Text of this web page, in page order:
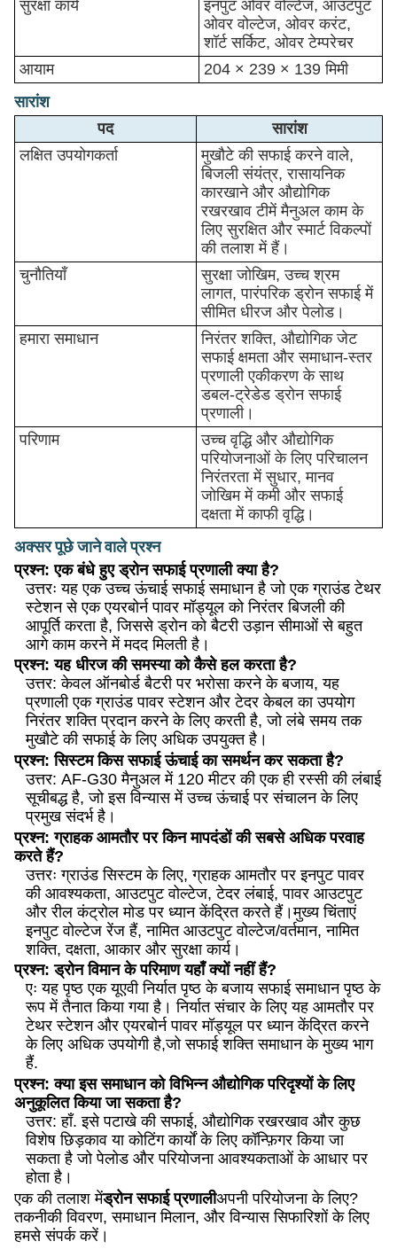
सुरक्षा कार्य
इनपुट ओवर वोल्टेज, आउटपुट
ओवर वोल्टेज, ओवर करंट,
शॉर्ट सर्किट, ओवर टेम्परेचर
आयाम
204 × 239 × 139 मिमी
सारांश
पद
सारांश
लक्षित उपयोगकर्ता
मुखौटे की सफाई करने वाले,
बिजली संयंत्र, रासायनिक
कारखाने और औद्योगिक
रखरखाव टीमें मैनुअल काम के
लिए सुरक्षित और स्मार्ट विकल्पों
की तलाश में हैं।
चुनौतियाँ
सुरक्षा जोखिम, उच्च श्रम
लागत, पारंपरिक ड्रोन सफाई में
सीमित धीरज और पेलोड।
हमारा समाधान
निरंतर शक्ति, औद्योगिक जेट
सफाई क्षमता और समाधान-स्तर
प्रणाली एकीकरण के साथ
डबल-ट्रेडेड ड्रोन सफाई
प्रणाली।
परिणाम
उच्च वृद्धि और औद्योगिक
परियोजनाओं के लिए परिचालन
निरंतरता में सुधार, मानव
जोखिम में कमी और सफाई
दक्षता में काफी वृद्धि।
अक्सर पूछे जाने वाले प्रश्न
प्रश्न: एक बंधे हुए ड्रोन सफाई प्रणाली क्या है?
उत्तरः यह एक उच्च ऊंचाई सफाई समाधान है जो एक ग्राउंड टेथर
स्टेशन से एक एयरबोर्न पावर मॉड्यूल को निरंतर बिजली की
आपूर्ति करता है, जिससे ड्रोन को बैटरी उड़ान सीमाओं से बहुत
आगे काम करने में मदद मिलती है।
प्रश्न: यह धीरज की समस्या को कैसे हल करता है?
उत्तर: केवल ऑनबोर्ड बैटरी पर भरोसा करने के बजाय, यह
प्रणाली एक ग्राउंड पावर स्टेशन और टेदर केबल का उपयोग
निरंतर शक्ति प्रदान करने के लिए करती है, जो लंबे समय तक
मुखौटे की सफाई के लिए अधिक उपयुक्त है।
प्रश्न: सिस्टम किस सफाई ऊंचाई का समर्थन कर सकता है?
उत्तर: AF-G30 मैनुअल में 120 मीटर की एक ही रस्सी की लंबाई
सूचीबद्ध है, जो इस विन्यास में उच्च ऊंचाई पर संचालन के लिए
प्रमुख संदर्भ है।
प्रश्न: ग्राहक आमतौर पर किन मापदंडों की सबसे अधिक परवाह
करते हैं?
उत्तरः ग्राउंड सिस्टम के लिए, ग्राहक आमतौर पर इनपुट पावर
की आवश्यकता, आउटपुट वोल्टेज, टेदर लंबाई, पावर आउटपुट
और रील कंट्रोल मोड पर ध्यान केंद्रित करते हैं।मुख्य चिंताएं
इनपुट वोल्टेज रेंज हैं, नामित आउटपुट वोल्टेज/वर्तमान, नामित
शक्ति, दक्षता, आकार और सुरक्षा कार्य।
प्रश्न: ड्रोन विमान के परिमाण यहाँ क्यों नहीं हैं?
एः यह पृष्ठ एक यूएवी निर्यात पृष्ठ के बजाय सफाई समाधान पृष्ठ के
रूप में तैनात किया गया है। निर्यात संचार के लिए यह आमतौर पर
टेथर स्टेशन और एयरबोर्न पावर मॉड्यूल पर ध्यान केंद्रित करने
के लिए अधिक उपयोगी है,जो सफाई शक्ति समाधान के मुख्य भाग
हैं.
प्रश्न: क्या इस समाधान को विभिन्न औद्योगिक परिदृश्यों के लिए
अनुकूलित किया जा सकता है?
उत्तर: हाँ. इसे पटाखे की सफाई, औद्योगिक रखरखाव और कुछ
विशेष छिड़काव या कोटिंग कार्यों के लिए कॉन्फ़िगर किया जा
सकता है जो पेलोड और परियोजना आवश्यकताओं के आधार पर
होता है।
एक की तलाश मेंड्रोन सफाई प्रणालीअपनी परियोजना के लिए?
तकनीकी विवरण, समाधान मिलान, और विन्यास सिफारिशों के लिए
हमसे संपर्क करें।